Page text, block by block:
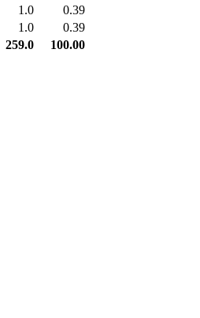
1.0
0.39
1.0
0.39
259.0
100.00